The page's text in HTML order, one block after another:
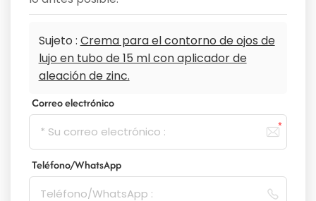
Sujeto : Crema para el contorno de ojos de
lujo en tubo de 15 ml con aplicador de
aleación de zinc.
Correo electrónico
Teléfono/WhatsApp